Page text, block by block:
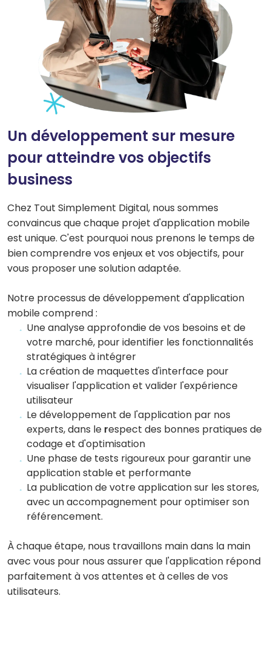
Un développement sur mesure
pour atteindre vos objectifs
business
Chez Tout Simplement Digital, nous sommes
convaincus que chaque projet d'application mobile
est unique. C'est pourquoi nous prenons le temps de
bien comprendre vos enjeux et vos objectifs, pour
vous proposer une solution adaptée.
Notre processus de développement d'application
mobile comprend :
Une analyse approfondie de vos besoins et de
votre marché, pour identifier les fonctionnalités
stratégiques à intégrer
La création de maquettes d'interface pour
visualiser l'application et valider l'expérience
utilisateur
Le développement de l'application par nos
experts, dans le respect des bonnes pratiques de
codage et d'optimisation
Une phase de tests rigoureux pour garantir une
application stable et performante
La publication de votre application sur les stores,
avec un accompagnement pour optimiser son
référencement.
À chaque étape, nous travaillons main dans la main
avec vous pour nous assurer que l'application répond
parfaitement à vos attentes et à celles de vos
utilisateurs.